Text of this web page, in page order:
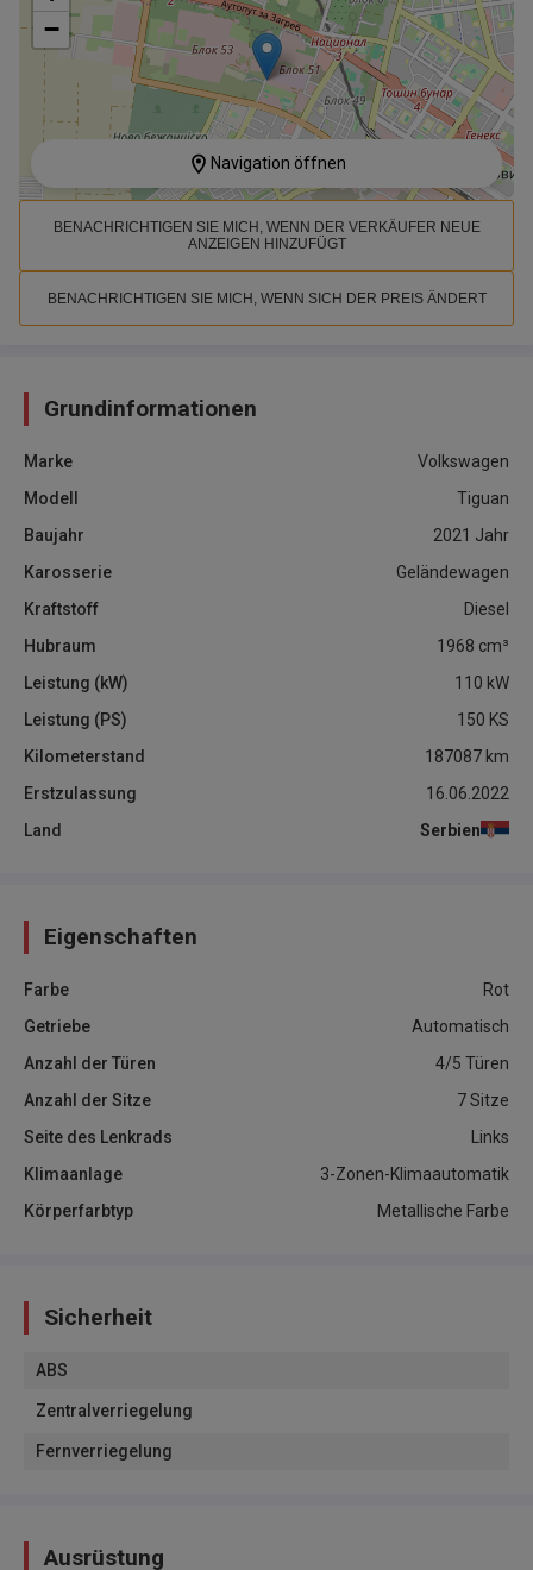
−
Navigation öffnen
BENACHRICHTIGEN SIE MICH, WENN DER VERKÄUFER NEUE
ANZEIGEN HINZUFÜGT
BENACHRICHTIGEN SIE MICH, WENN SICH DER PREIS ÄNDERT
Grundinformationen
Marke
Volkswagen
Modell
Tiguan
Baujahr
2021 Jahr
Karosserie
Geländewagen
Kraftstoff
Diesel
Hubraum
1968 cm³
Leistung (kW)
110 kW
Leistung (PS)
150 KS
Kilometerstand
187087 km
Erstzulassung
16.06.2022
Land
Serbien
Eigenschaften
Farbe
Rot
Getriebe
Automatisch
Anzahl der Türen
4/5 Türen
Anzahl der Sitze
7 Sitze
Seite des Lenkrads
Links
Klimaanlage
3-Zonen-Klimaautomatik
Körperfarbtyp
Metallische Farbe
Sicherheit
ABS
Zentralverriegelung
Fernverriegelung
Ausrüstung